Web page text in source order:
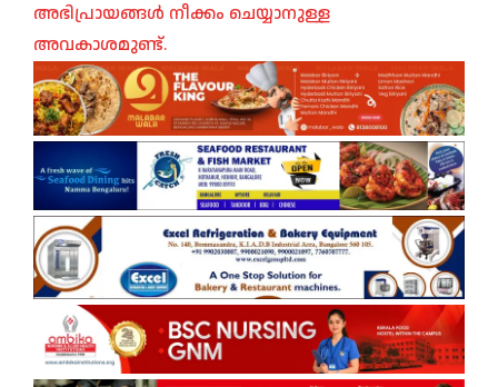
അഭിപ്രായങ്ങൾ നീക്കം ചെയ്യാനുള്ള
അവകാശമുണ്ട്.